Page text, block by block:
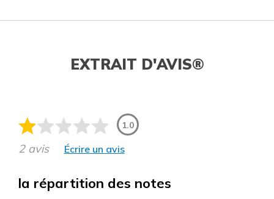
EXTRAIT D'AVIS®
1.0
2 avis Écrire un avis
la répartition des notes